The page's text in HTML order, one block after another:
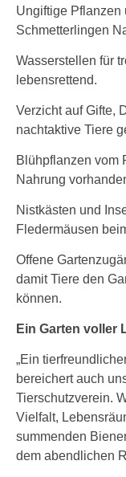
Ungiftige Pflanzen
Schmetterlingen
Wasserstellen für
lebensrettend.
Verzicht auf Gifte,
nachtaktive Tiere
Blühpflanzen vom
Nahrung
Nistkästen und
Fledermäusen
Offene
damit Tiere den
können.
Ein Garten voller
„Ein
bereichert auch
Tierschutzverein.
Vielfalt,
summenden
dem abendlichen